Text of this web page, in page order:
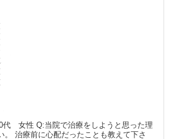
女性 Q:当院で治療をしようと思った理
。 治療前に心配だったことも教えて下さ